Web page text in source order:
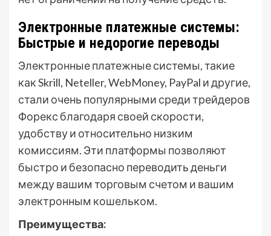
Электронные платежные системы:
Быстрые и недорогие переводы
Электронные платежные системы, такие
как Skrill, Neteller, WebMoney, PayPal и другие,
стали очень популярными среди трейдеров
Форекс благодаря своей скорости,
удобству и относительно низким
комиссиям. Эти платформы позволяют
быстро и безопасно переводить деньги
между вашим торговым счетом и вашим
электронным кошельком.
Преимущества: